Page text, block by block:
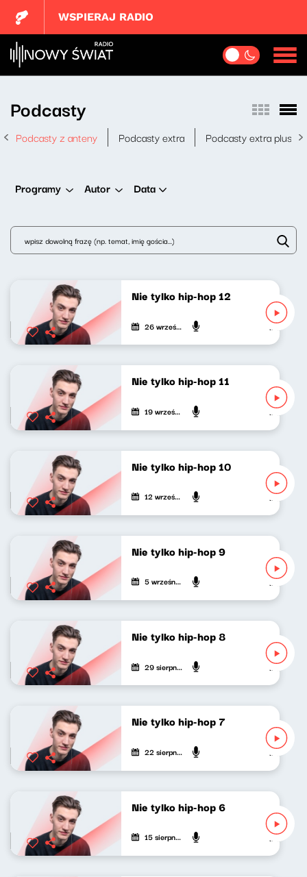
WSPIERAJ RADIO
Podcasty
Podcasty z anteny Podcasty extra Podcasty extra plus
Programy Autor Data
Nie tylko hip-hop 12
26 września 2020 Mateusz
Nie tylko hip-hop 11
19 września 2020 Mateusz
Nie tylko hip-hop 10
12 września 2020 Mateusz
Nie tylko hip-hop 9
5 września 2020 Mateusz
Nie tylko hip-hop 8
29 sierpnia 2020 Mateusz
Nie tylko hip-hop 7
22 sierpnia 2020 Mateusz
Nie tylko hip-hop 6
15 sierpnia 2020 Mateusz